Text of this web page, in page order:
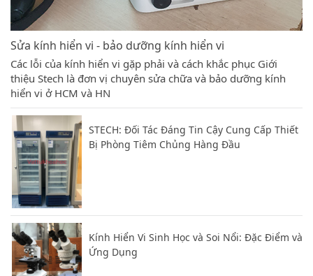
Sửa kính hiển vi - bảo dưỡng kính hiển vi
Các lỗi của kính hiển vi gặp phải và cách khắc phục Giới
thiệu Stech là đơn vị chuyên sửa chữa và bảo dưỡng kính
hiển vi ở HCM và HN
STECH: Đối Tác Đáng Tin Cậy Cung Cấp Thiết
Bị Phòng Tiêm Chủng Hàng Đầu
Kính Hiển Vi Sinh Học và Soi Nổi: Đặc Điểm và
Ứng Dụng